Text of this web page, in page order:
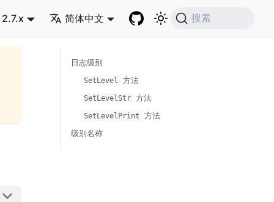
2.7.x 简体中文 搜索
日志级别
SetLevel 方法
SetLevelStr 方法
SetLevelPrint
方法
级别名称